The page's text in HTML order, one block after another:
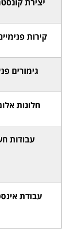
יצירת
קירות
גימורים
חלונות
עבודות
עבודת